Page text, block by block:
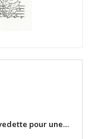
pour une…